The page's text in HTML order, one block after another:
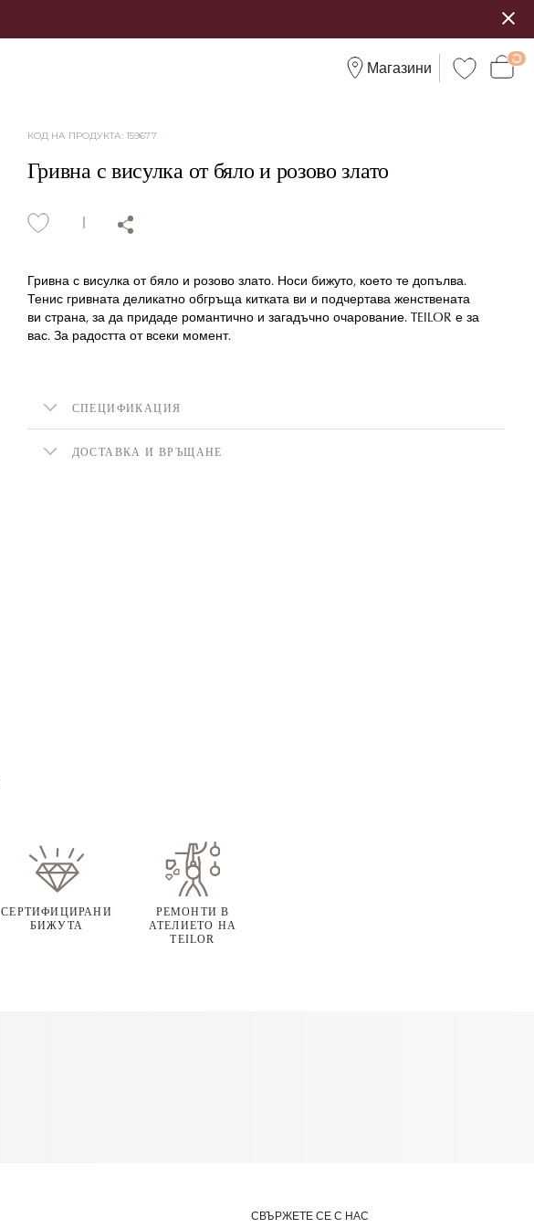
Магазини
КОД НА ПРОДУКТА: 159677
Гривна с висулка от бяло и розово злато
Гривна с висулка от бяло и розово злато. Носи бижуто, което те допълва.
Тенис гривната деликатно обгръща китката ви и подчертава женствената
ви страна, за да придаде романтично и загадъчно очарование. TEILOR е за
вас. За радостта от всеки момент.
СПЕЦИФИКАЦИЯ
ДОСТАВКА И ВРЪЩАНЕ
СЕРТИФИЦИРАНИ
БИЖУТА
РЕМОНТИ В
АТЕЛИЕТО НА
TEILOR
СВЪРЖЕТЕ СЕ С НАС